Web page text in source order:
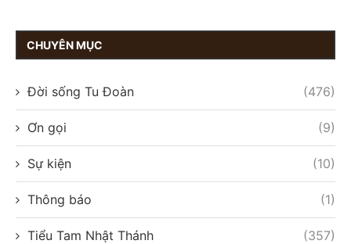
CHUYÊN MỤC
Đời sống Tu Đoàn (476)
Ơn gọi (9)
Sự kiện (10)
Thông báo (1)
Tiểu Tam Nhật Thánh (357)